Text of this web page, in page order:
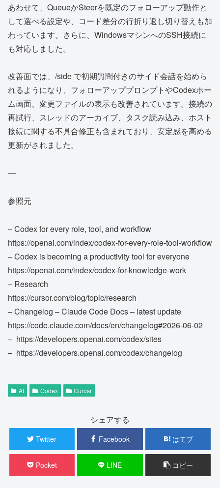
あわせて、QueueかSteerを既定のフォローアップ動作と
して選べる設定や、コード差分の行折り返し切り替えも加
わっています。さらに、WindowsマシンへのSSH接続に
も対応しました。
改善面では、/side で初期質問付きのサイド会話を始めら
れるようになり、フォローアッププロンプトやCodexホー
ム画面、変更ファイルの表示も改善されています。接続の
再試行、スレッドのアーカイブ、タスク読み込み、ホスト
接続に関する不具合修正も含まれており、安定感を高める
更新がされました。
—
参照元
– Codex for every role, tool, and workflow
https://openai.com/index/codex-for-every-role-tool-workflow
– Codex is becoming a productivity tool for everyone
https://openai.com/index/codex-for-knowledge-work
– Research
https://cursor.com/blog/topic/research
– Changelog – Claude Code Docs – latest update
https://code.claude.com/docs/en/changelog#2026-06-02
– https://developers.openai.com/codex/sites
– https://developers.openai.com/codex/changelog
AI Codex Curosr
シェアする
Twitter Facebook はてブ
Pocket LINE コピー